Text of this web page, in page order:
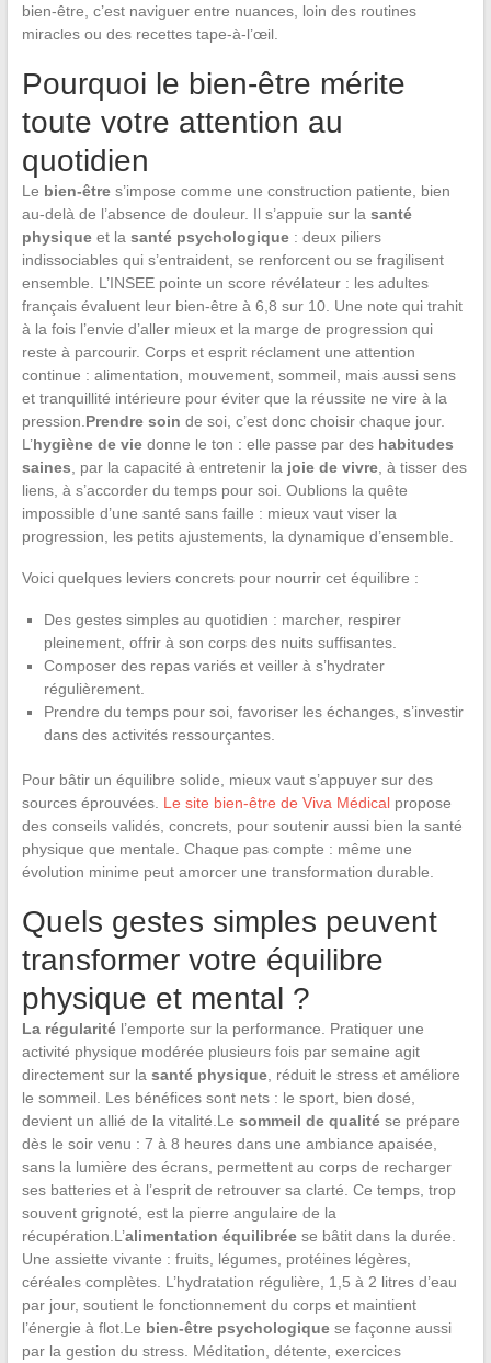
bien-être, c’est naviguer entre nuances, loin des routines
miracles ou des recettes tape-à-l’œil.
Pourquoi le bien-être mérite
toute votre attention au
quotidien
Le bien-êtres’impose comme une construction patiente, bien
au-delà de l’absence de douleur. Il s’appuie sur la santé
physiqueet la santé psychologique: deux piliers
indissociables qui s’entraident, se renforcent ou se fragilisent
ensemble. L’INSEE pointe un score révélateur : les adultes
français évaluent leur bien-être à 6,8 sur 10. Une note qui trahit
à la fois l’envie d’aller mieux et la marge de progression qui
reste à parcourir. Corps et esprit réclament une attention
continue : alimentation, mouvement, sommeil, mais aussi sens
et tranquillité intérieure pour éviter que la réussite ne vire à la
pression. Prendre soin de soi, c’est donc choisir chaque jour.
L’hygiène de viedonne le ton : elle passe par des habitudes
saines , par la capacité à entretenir la joie de vivre, à tisser des
liens, à s’accorder du temps pour soi. Oublions la quête
impossible d’une santé sans faille : mieux vaut viser la
progression, les petits ajustements, la dynamique d’ensemble.
Voici quelques leviers concrets pour nourrir cet équilibre :
Des gestes simples au quotidien : marcher, respirer
pleinement, offrir à son corps des nuits suffisantes.
Composer des repas variés et veiller à s’hydrater
régulièrement.
Prendre du temps pour soi, favoriser les échanges, s’investir
dans des activités ressourçantes.
Pour bâtir un équilibre solide, mieux vaut s’appuyer sur des
sources éprouvées. Le site bien-être de Viva Médicalpropose
des conseils validés, concrets, pour soutenir aussi bien la santé
physique que mentale. Chaque pas compte : même une
évolution minime peut amorcer une transformation durable.
Quels gestes simples peuvent
transformer votre équilibre
physique et mental ?
La régularitél’emporte sur la performance. Pratiquer une
activité physique modérée plusieurs fois par semaine agit
directement sur la santé physique, réduit le stress et améliore
le sommeil. Les bénéfices sont nets : le sport, bien dosé,
devient un allié de la vitalité.Le sommeil de qualitése prépare
dès le soir venu : 7 à 8 heures dans une ambiance apaisée,
sans la lumière des écrans, permettent au corps de recharger
ses batteries et à l’esprit de retrouver sa clarté. Ce temps, trop
souvent grignoté, est la pierre angulaire de la
récupération.L’alimentation équilibréese bâtit dans la durée.
Une assiette vivante : fruits, légumes, protéines légères,
céréales complètes. L’hydratation régulière, 1,5 à 2 litres d’eau
par jour, soutient le fonctionnement du corps et maintient
l’énergie à flot.Le bien-être psychologiquese façonne aussi
par la gestion du stress. Méditation, détente, exercices